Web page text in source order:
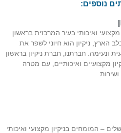
נוספים:
מקצועי ואיכותי בעיר המרכזית בראשון
הארץ, ניקיון הוא חיוני לשפר את
ונעימה. חברתנו, חברת ניקיון בראשון
מקצועיים ואיכותיים, עם מטרה
– המומחים בניקיון מקצועי ואיכותי